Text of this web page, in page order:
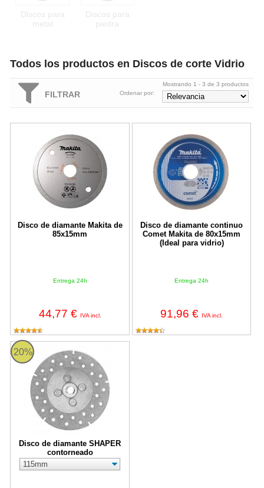
Discos para
metal
Discos para
piedra
Todos los productos en Discos de corte Vidrio
FILTRAR
Mostrando 1 - 3 de 3 productos
Ordenar por:
Disco de diamante Makita de
85x15mm
Entrega 24h
44,77 € IVA incl.
Disco de diamante continuo
Comet Makita de 80x15mm
(Ideal para vidrio)
Entrega 24h
91,96 € IVA incl.
20%
Disco de diamante SHAPER
contorneado
Disco de diamante SHAPER contorneado